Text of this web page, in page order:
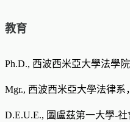
教育
Ph.D., 西波西米亞大學法學
Mgr., 西波西米亞大學法律系
D.E.U.E., 圖盧茲第一大學-